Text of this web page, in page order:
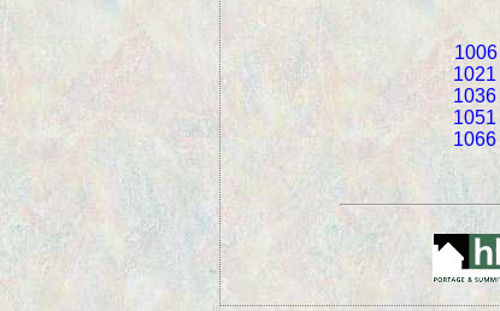
1006
1021
1036
1051
1066